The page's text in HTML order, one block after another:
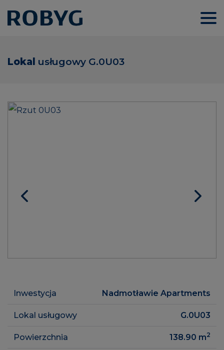
Lokal usługowy G.0U03
Inwestycja Nadmotławie Apartments
Lokal usługowy G.0U03
Powierzchnia 138.90 m2